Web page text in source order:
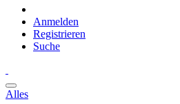
Anmelden
Registrieren
Suche
Alles